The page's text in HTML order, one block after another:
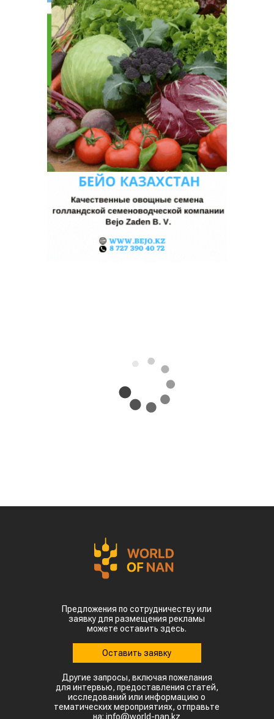
Предложения по сотрудничеству или
заявку для размещения рекламы
можете оставить здесь.
Оставить заявку
Другие запросы, включая пожелания
для интервью, предоставления статей,
исследований или информацию о
тематических мероприятиях, отправьте
на: info@world-nan.kz